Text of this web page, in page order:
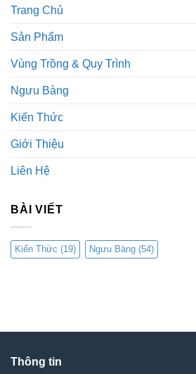
Trang Chủ
Sản Phẩm
Vùng Trồng & Quy Trình
Ngưu Bàng
Kiến Thức
Giới Thiệu
Liên Hệ
BÀI VIẾT
Kiến Thức (19) Ngưu Bàng (54)
Thông tin